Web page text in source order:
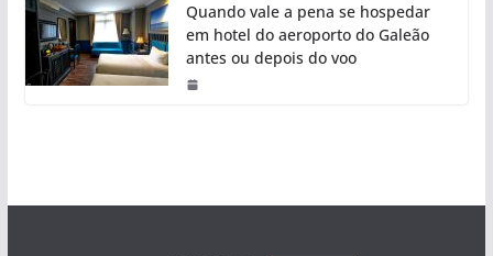
Quando vale a pena se hospedar
em hotel do aeroporto do Galeão
antes ou depois do voo